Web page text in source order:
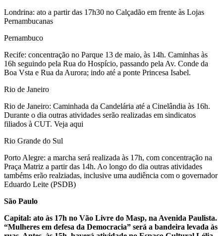
Londrina: ato a partir das 17h30 no Calçadão em frente às Lojas
Pernambucanas
Pernambuco
Recife: concentração no Parque 13 de maio, às 14h. Caminhas às
16h seguindo pela Rua do Hospício, passando pela Av. Conde da
Boa Vsta e Rua da Aurora; indo até a ponte Princesa Isabel.
Rio de Janeiro
Rio de Janeiro: Caminhada da Candelária até a Cinelândia às 16h.
Durante o dia outras atividades serão realizadas em sindicatos
filiados à CUT. Veja aqui
Rio Grande do Sul
Porto Alegre: a marcha será realizada às 17h, com concentração na
Praça Matriz a partir das 14h. Ao longo do dia outras atividades
tambéms erão realziadas, inclusive uma audiência com o governador
Eduardo Leite (PSDB)
São Paulo
Capital: ato às 17h no Vão Livre do Masp, na Avenida Paulista.
“Mulheres em defesa da Democracia” será a bandeira levada às